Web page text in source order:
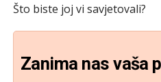
Što biste joj vi savjetovali?
Zanima nas vaša